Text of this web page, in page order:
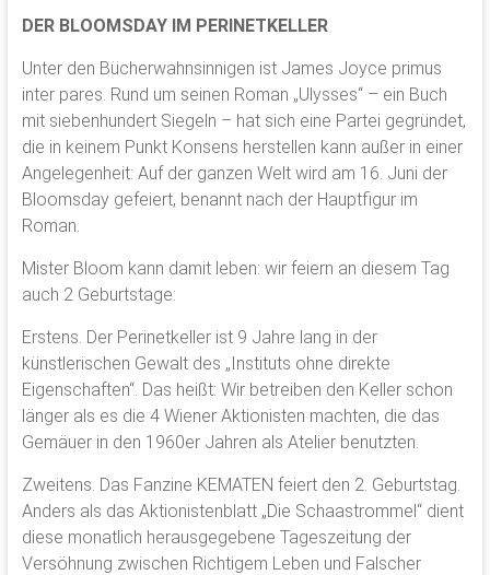
DER BLOOMSDAY IM PERINETKELLER
Unter den Bücherwahnsinnigen ist James Joyce primus
inter pares. Rund um seinen Roman „Ulysses“ – ein Buch
mit siebenhundert Siegeln – hat sich eine Partei gegründet,
die in keinem Punkt Konsens herstellen kann außer in einer
Angelegenheit: Auf der ganzen Welt wird am 16. Juni der
Bloomsday gefeiert, benannt nach der Hauptfigur im
Roman.
Mister Bloom kann damit leben: wir feiern an diesem Tag
auch 2 Geburtstage:
Erstens. Der Perinetkeller ist 9 Jahre lang in der
künstlerischen Gewalt des „Instituts ohne direkte
Eigenschaften“. Das heißt: Wir betreiben den Keller schon
länger als es die 4 Wiener Aktionisten machten, die das
Gemäuer in den 1960er Jahren als Atelier benutzten.
Zweitens. Das Fanzine KEMATEN feiert den 2. Geburtstag.
Anders als das Aktionistenblatt „Die Schaastrommel“ dient
diese monatlich herausgegebene Tageszeitung der
Versöhnung zwischen Richtigem Leben und Falscher